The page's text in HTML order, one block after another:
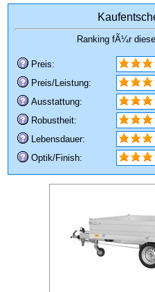
Ranking fÃ¼r
Preis:
Preis/Leistung:
Ausstattung:
Robustheit:
Lebensdauer:
Optik/Finish: